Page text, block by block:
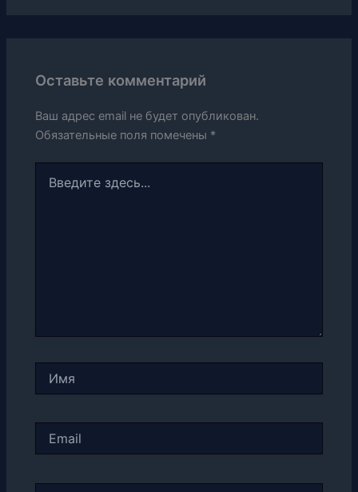
Оставьте комментарий
Ваш адрес email не будет опубликован.
Обязательные поля помечены *
здесь...